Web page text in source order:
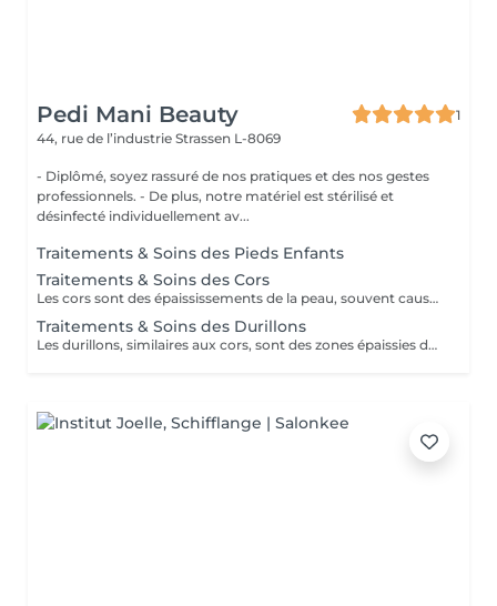
Pedi Mani Beauty
1
44, rue de l’industrie Strassen L-8069
- Diplômé, soyez rassuré de nos pratiques et des nos gestes
professionnels. - De plus, notre matériel est stérilisé et
désinfecté individuellement av...
Traitements & Soins des Pieds Enfants
Traitements & Soins des Cors
Les cors sont des épaississements de la peau, souvent causés par la pression ou le frottement répétés. Le traitement des cors implique généralement un adoucissement de la peau à l'aide de bains de pieds chauds, suivis d'un limage doux pour éliminer la couche de peau dure. Des coussinets protecteurs peuvent également être utilisés pour prévenir leur réapparition.
Traitements & Soins des Durillons
Les durillons, similaires aux cors, sont des zones épaissies de la peau, généralement sur les pieds. Le traitement des durillons consiste à adoucir la peau à l'aide de bains chauds, puis à utiliser une pierre ponce ou une lime pour enlever délicatement les peaux mortes. Des coussinets de protection peuvent être portés pour prévenir leur réapparition.